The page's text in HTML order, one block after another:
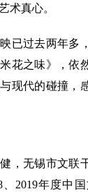
术真心。
过去两年多，
花之味》，依
现代的碰撞，
无锡市文联
、2019年度中